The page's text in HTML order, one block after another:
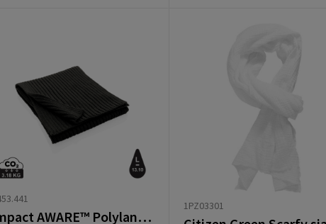
Impact AWARE™ Polylana® dubbel gebreide sjaal 180x25cm
1PZ03301